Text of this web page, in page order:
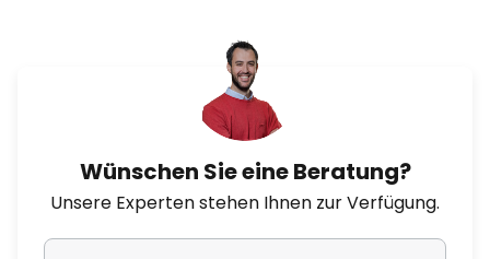
Wünschen Sie eine Beratung?
Unsere Experten stehen Ihnen zur Verfügung.